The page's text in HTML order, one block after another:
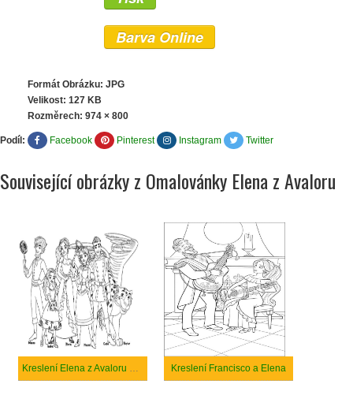
Barva Online
Formát Obrázku: JPG
Velikost: 127 KB
Rozměrech: 974 × 800
Podíl: Facebook Pinterest Instagram Twitter
Související obrázky z Omalovánky Elena z Avaloru
Kreslení Elena z Avaloru postav Kreslení Francisco a Elena